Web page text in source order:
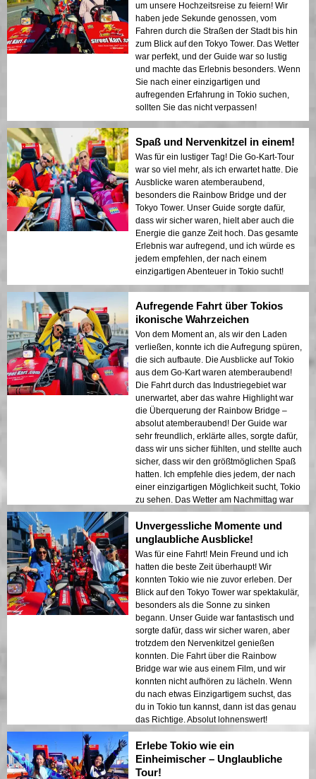
um unsere Hochzeitsreise zu feiern! Wir
haben jede Sekunde genossen, vom
Fahren durch die Straßen der Stadt bis hin
zum Blick auf den Tokyo Tower. Das Wetter
war perfekt, und der Guide war so lustig
und machte das Erlebnis besonders. Wenn
Sie nach einer einzigartigen und
aufregenden Erfahrung in Tokio suchen,
sollten Sie das nicht verpassen!
Spaß und Nervenkitzel in einem!
Was für ein lustiger Tag! Die Go-Kart-Tour
war so viel mehr, als ich erwartet hatte. Die
Ausblicke waren atemberaubend,
besonders die Rainbow Bridge und der
Tokyo Tower. Unser Guide sorgte dafür,
dass wir sicher waren, hielt aber auch die
Energie die ganze Zeit hoch. Das gesamte
Erlebnis war aufregend, und ich würde es
jedem empfehlen, der nach einem
einzigartigen Abenteuer in Tokio sucht!
Aufregende Fahrt über Tokios
ikonische Wahrzeichen
Von dem Moment an, als wir den Laden
verließen, konnte ich die Aufregung spüren,
die sich aufbaute. Die Ausblicke auf Tokio
aus dem Go-Kart waren atemberaubend!
Die Fahrt durch das Industriegebiet war
unerwartet, aber das wahre Highlight war
die Überquerung der Rainbow Bridge –
absolut atemberaubend! Der Guide war
sehr freundlich, erklärte alles, sorgte dafür,
dass wir uns sicher fühlten, und stellte auch
sicher, dass wir den größtmöglichen Spaß
hatten. Ich empfehle dies jedem, der nach
einer einzigartigen Möglichkeit sucht, Tokio
zu sehen. Das Wetter am Nachmittag war
perfekt, genau die richtige Temperatur!
Unvergessliche Momente und
unglaubliche Ausblicke!
Was für eine Fahrt! Mein Freund und ich
hatten die beste Zeit überhaupt! Wir
konnten Tokio wie nie zuvor erleben. Der
Blick auf den Tokyo Tower war spektakulär,
besonders als die Sonne zu sinken
begann. Unser Guide war fantastisch und
sorgte dafür, dass wir sicher waren, aber
trotzdem den Nervenkitzel genießen
konnten. Die Fahrt über die Rainbow
Bridge war wie aus einem Film, und wir
konnten nicht aufhören zu lächeln. Wenn
du nach etwas Einzigartigem suchst, das
du in Tokio tun kannst, dann ist das genau
das Richtige. Absolut lohnenswert!
Erlebe Tokio wie ein
Einheimischer – Unglaubliche
Tour!